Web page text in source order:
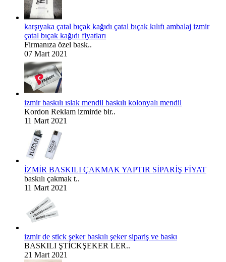
karşıyaka çatal bıçak kağıdı çatal bıçak kılıfı ambalaj izmir
çatal bıçak kağıdı fiyatları
Firmanıza özel bask..
07 Mart 2021
izmir baskılı ıslak mendil baskılı kolonyalı mendil
Kordon Reklam izmirde bir..
11 Mart 2021
İZMİR BASKILI ÇAKMAK YAPTIR SİPARİŞ FİYAT
baskılı çakmak t..
11 Mart 2021
izmir de stick şeker baskılı şeker sipariş ve baskı
BASKILI ŞTİCKŞEKER LER..
21 Mart 2021